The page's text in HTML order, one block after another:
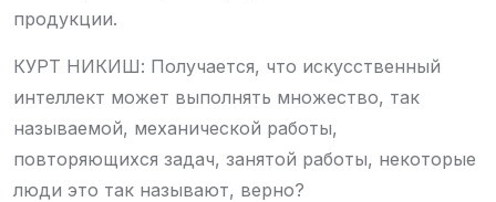
продукции.
КУРТ НИКИШ: Получается, что искусственный
интеллект может выполнять множество, так
называемой, механической работы,
повторяющихся задач, занятой работы, некоторые
люди это так называют, верно?